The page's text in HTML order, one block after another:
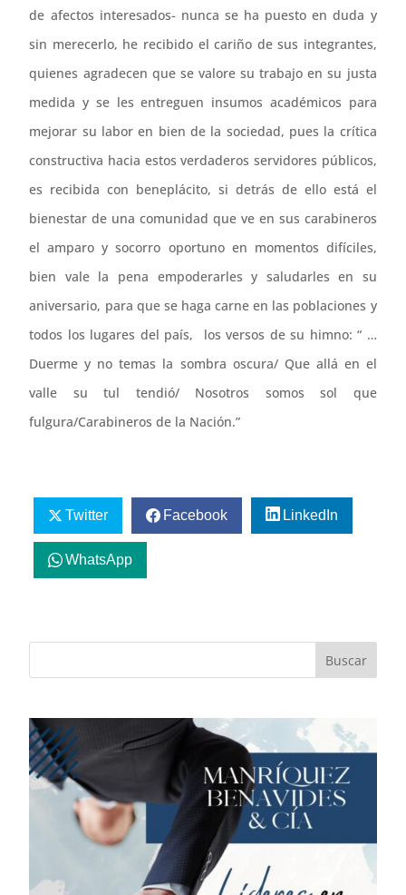
de afectos interesados- nunca se ha puesto en duda y
sin merecerlo, he recibido el cariño de sus integrantes,
quienes agradecen que se valore su trabajo en su justa
medida y se les entreguen insumos académicos para
mejorar su labor en bien de la sociedad, pues la crítica
constructiva hacia estos verdaderos servidores públicos,
es recibida con beneplácito, si detrás de ello está el
bienestar de una comunidad que ve en sus carabineros
el amparo y socorro oportuno en momentos difíciles,
bien vale la pena empoderarles y saludarles en su
aniversario, para que se haga carne en las poblaciones y
todos los lugares del país, los versos de su himno: “ …
Duerme y no temas la sombra oscura/ Que allá en el
valle su tul tendió/ Nosotros somos sol que
fulgura/Carabineros de la Nación.”
Twitter Facebook LinkedIn
WhatsApp